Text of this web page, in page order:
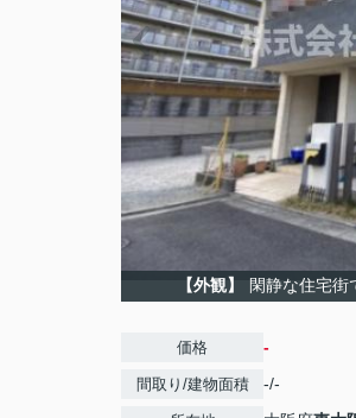
【外観】 閑静な住宅街
価格 -
間取り/建物面積 -/-